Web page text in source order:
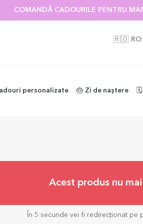
COMANDĂ CADOURILE PENTRU
🇷🇴 RO
personalizate 🎂 Zi de naștere
Acest produs nu
În 5 secunde vei fi redirecționat pe